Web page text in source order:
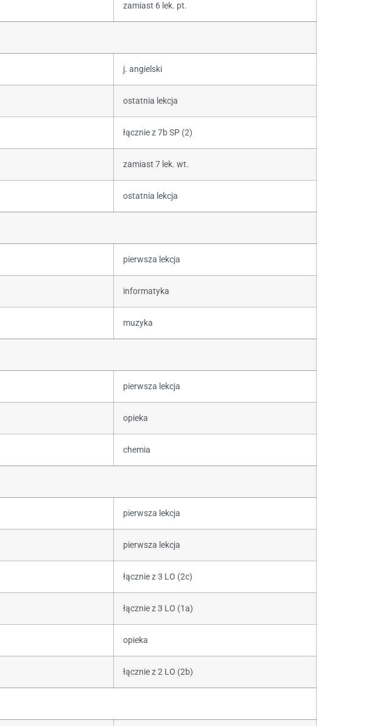
zamiast 6 lek. pt.
j. angielski
ostatnia lekcja
łącznie z 7b SP (2)
zamiast 7 lek. wt.
ostatnia lekcja
pierwsza lekcja
informatyka
muzyka
pierwsza lekcja
opieka
chemia
pierwsza lekcja
pierwsza lekcja
łącznie z 3 LO (2c)
łącznie z 3 LO (1a)
opieka
łącznie z 2 LO (2b)